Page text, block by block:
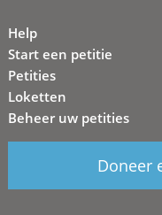
Help
Start een petitie
Petities
Loketten
Beheer uw petities
Doneer